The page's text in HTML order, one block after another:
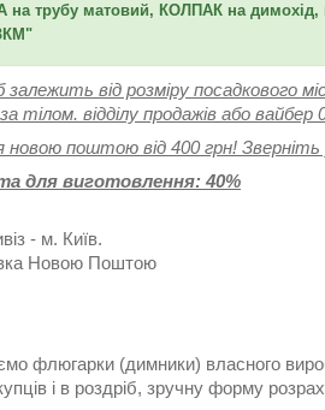
трубу матовий, КОЛПАК на димохід,
залежить від розміру
тілом. відділу продажів або вайбер
новою поштою від 400 грн! Зверніть
для виготовлення: 40%
- м. Київ.
Новою Поштою
флюгарки (димники) власного
і в роздріб, зручну форму